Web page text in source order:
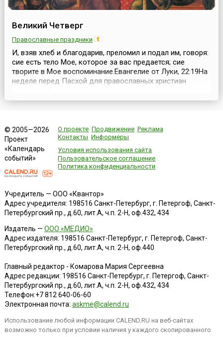
Великий Четверг
Православные праздники
И, взяв хлеб и благодарив, преломил и подал им, говоря:
сие есть тело Мое, которое за вас предается; сие
творите в Мое воспоминание.Евангелие от Луки, 22:19На
неделе перед Пасхой для православных христиан
Четверток, — особый день Страстной недели Великого
© 2005—2026
Проект
«Календарь
событий»
О проекте Продвижение Реклама
Контакты Информеры
Условия использования сайта
Пользовательское соглашение
Политика конфиденциальности
Учредитель — ООО «Квантор»
Адрес учредителя: 198516 Санкт-Петербург, г. Петергоф, Санкт-
Петербургский пр., д.60, лит.А, ч.п. 2-Н, оф.432, 434
Издатель — ООО «МЕДИО»
Адрес издателя: 198516 Санкт-Петербург, г. Петергоф, Санкт-
Петербургский пр., д.60, лит.А, ч.п. 2-Н, оф.440
Главный редактор - Комарова Мария Сергеевна
Адрес редакции: 198516 Санкт-Петербург, г. Петергоф, Санкт-
Петербургский пр., д.60, лит.А, ч.п. 2-Н, оф.432, 434
Телефон:+7 812 640-06-60
Электронная почта: askme@calend.ru
Использование любой информации CALEND.RU на веб-сайтах
возможно только при условии наличия у каждого скопированного